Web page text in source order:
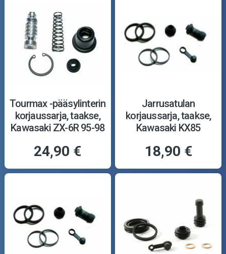
Tourmax -pääsylinterin
korjaussarja, taakse,
Kawasaki ZX-6R 95-98
24,90 €
Jarrusatulan
korjaussarja, taakse,
Kawasaki KX85
18,90 €